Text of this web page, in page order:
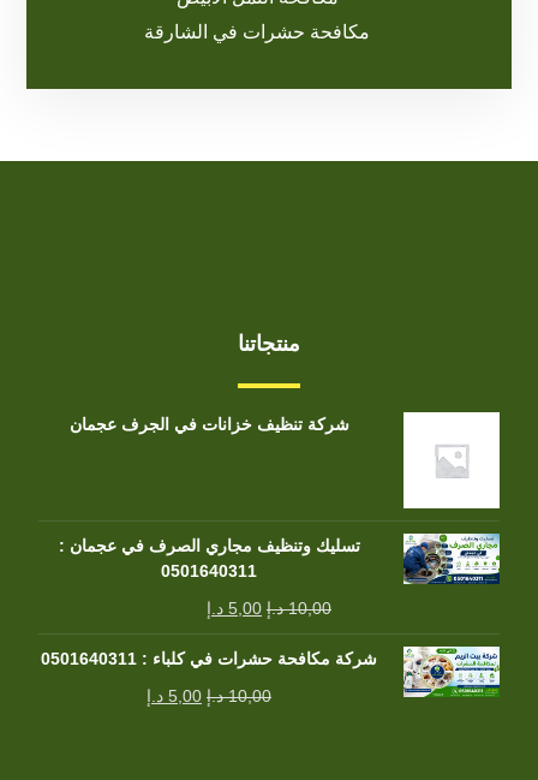
مكافحة حشرات في الشارقة
منتجاتنا
شركة تنظيف خزانات في الجرف عجمان
تسليك وتنظيف مجاري الصرف في عجمان :
0501640311
10,00 د.إ 5,00 د.إ
شركة مكافحة حشرات في كلباء : 0501640311
10,00 د.إ 5,00 د.إ